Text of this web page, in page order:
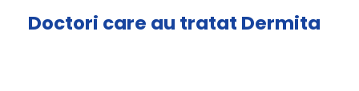
Doctori care au tratat Dermita